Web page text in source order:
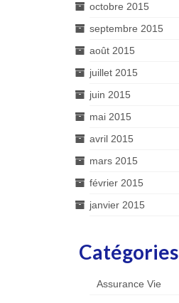
octobre 2015
septembre 2015
août 2015
juillet 2015
juin 2015
mai 2015
avril 2015
mars 2015
février 2015
janvier 2015
Catégories
Assurance Vie